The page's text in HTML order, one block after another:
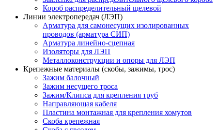
Короб распределительный щелевой
Линии электропередач (ЛЭП)
Арматура для самонесущих изолированных
проводов (арматура СИП)
Арматура линейно-сцепная
Изоляторы для ЛЭП
Металлоконструкции и опоры для ЛЭП
Крепежные материалы (скобы, зажимы, трос)
Зажим балочный
Зажим несущего троса
Зажим/Клипса для крепления труб
Направляющая кабеля
Пластина монтажная для крепления хомутов
Скоба крепежная